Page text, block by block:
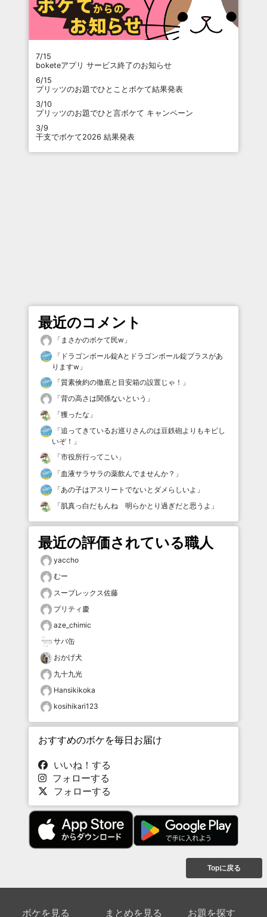
7/15
boketeアプリ サービス終了のお知らせ
6/15
プリッツのお題でひとことボケて結果発表
3/10
プリッツのお題でひと言ボケて キャンペーン
3/9
干支でボケて2026 結果発表
最近のコメント
「 まさかのボケて民w 」
「 ドラゴンボール錠Aとドラゴンボール錠プラスがあ
りますw 」
「質素倹約の徹底と目安箱の設置じゃ！ 」
「背の高さは関係ないという 」
「獲ったな 」
「追ってきているお巡りさんのは豆鉄砲よりもキビし
いぞ！ 」
「市役所行ってこい 」
「血液サラサラの薬飲んでませんか？ 」
「あの子はアスリートでないとダメらしいよ 」
「肌真っ白だもんね 明らかとり過ぎだと思うよ 」
最近の評価されている職人
yaccho
むー
スープレックス佐藤
プリティ慶
aze_chimic
サバ缶
おかげ犬
九十九光
Hansikikoka
kosihikari123
おすすめのボケを毎日お届け
いいね！する
フォローする
フォローする
Topに戻る
ボケを見る まとめを見る お題を探す